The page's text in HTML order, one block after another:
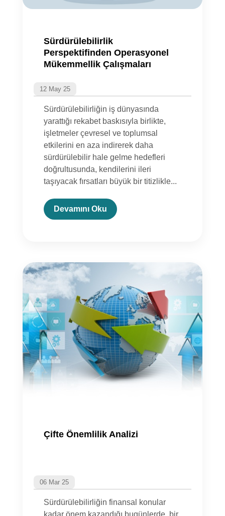
Sürdürülebilirlik
Perspektifinden Operasyonel
Mükemmellik Çalışmaları
12 May 25
Sürdürülebilirliğin iş dünyasında
yarattığı rekabet baskısıyla birlikte,
işletmeler çevresel ve toplumsal
etkilerini en aza indirerek daha
sürdürülebilir hale gelme hedefleri
doğrultusunda, kendilerini ileri
taşıyacak fırsatları büyük bir titizlikle...
Devamını Oku
Çifte Önemlilik Analizi
06 Mar 25
Sürdürülebilirliğin finansal konular
kadar önem kazandığı bugünlerde, bir